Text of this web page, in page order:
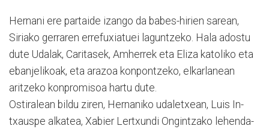
Hernani ere partaide izango da babes-hirien sarean,
Siria­ko gerraren errefuxiatuei la­guntzeko. Hala adostu
dute Udalak, Caritasek, Amherrek eta Eliza katoliko eta
ebanjeli­koak, eta arazoa konpontzeko, elkarlanean
aritzeko konpro­misoa hartu dute.
Ostiralean bildu ziren, Her­naniko udaletxean, Luis In­
txaus­pe alkatea, Xabier Ler­txundi Ongintzako lehen­da­